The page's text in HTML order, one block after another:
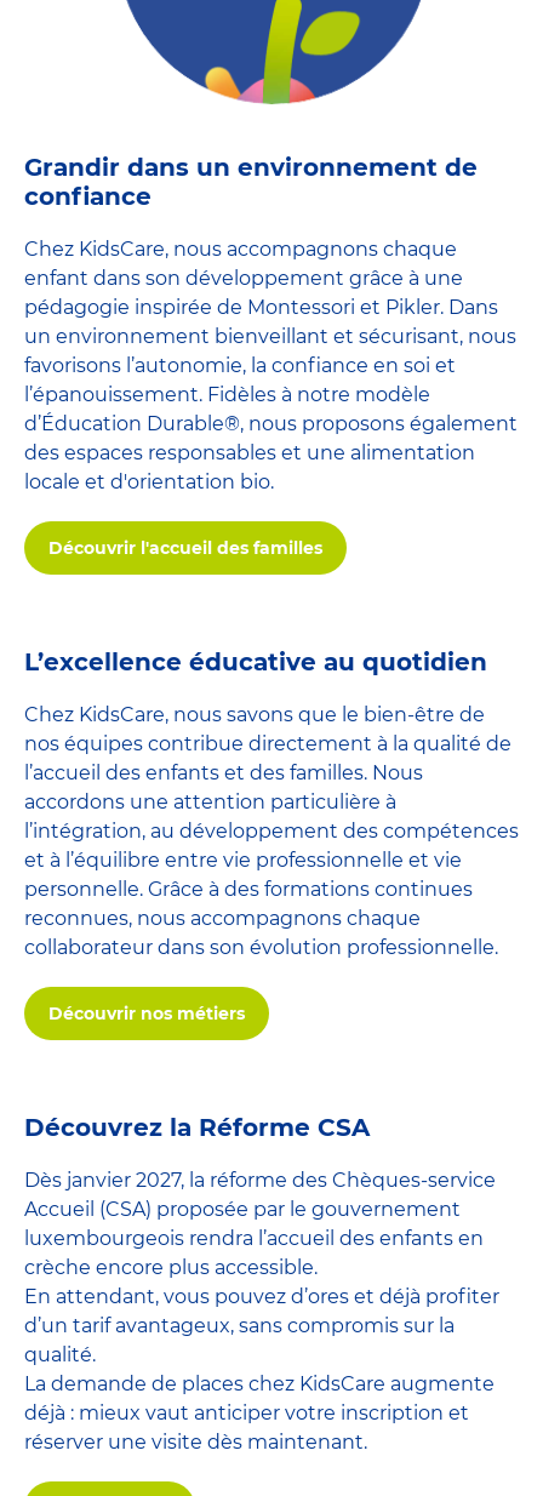
Grandir dans un environnement de
confiance
Chez KidsCare, nous accompagnons chaque
enfant dans son développement grâce à une
pédagogie inspirée de Montessori et Pikler. Dans
un environnement bienveillant et sécurisant, nous
favorisons l’autonomie, la confiance en soi et
l’épanouissement. Fidèles à notre modèle
d’Éducation Durable®, nous proposons également
des espaces responsables et une alimentation
locale et d'orientation bio.
Découvrir l'accueil des familles
L’excellence éducative au quotidien
Chez KidsCare, nous savons que le bien-être de
nos équipes contribue directement à la qualité de
l’accueil des enfants et des familles. Nous
accordons une attention particulière à
l’intégration, au développement des compétences
et à l’équilibre entre vie professionnelle et vie
personnelle. Grâce à des formations continues
reconnues, nous accompagnons chaque
collaborateur dans son évolution professionnelle.
Découvrir nos métiers
Découvrez la Réforme CSA
Dès janvier 2027, la réforme des Chèques-service
Accueil (CSA) proposée par le gouvernement
luxembourgeois rendra l’accueil des enfants en
crèche encore plus accessible.
En attendant, vous pouvez d’ores et déjà profiter
d’un tarif avantageux, sans compromis sur la
qualité.
La demande de places chez KidsCare augmente
déjà : mieux vaut anticiper votre inscription et
réserver une visite dès maintenant.